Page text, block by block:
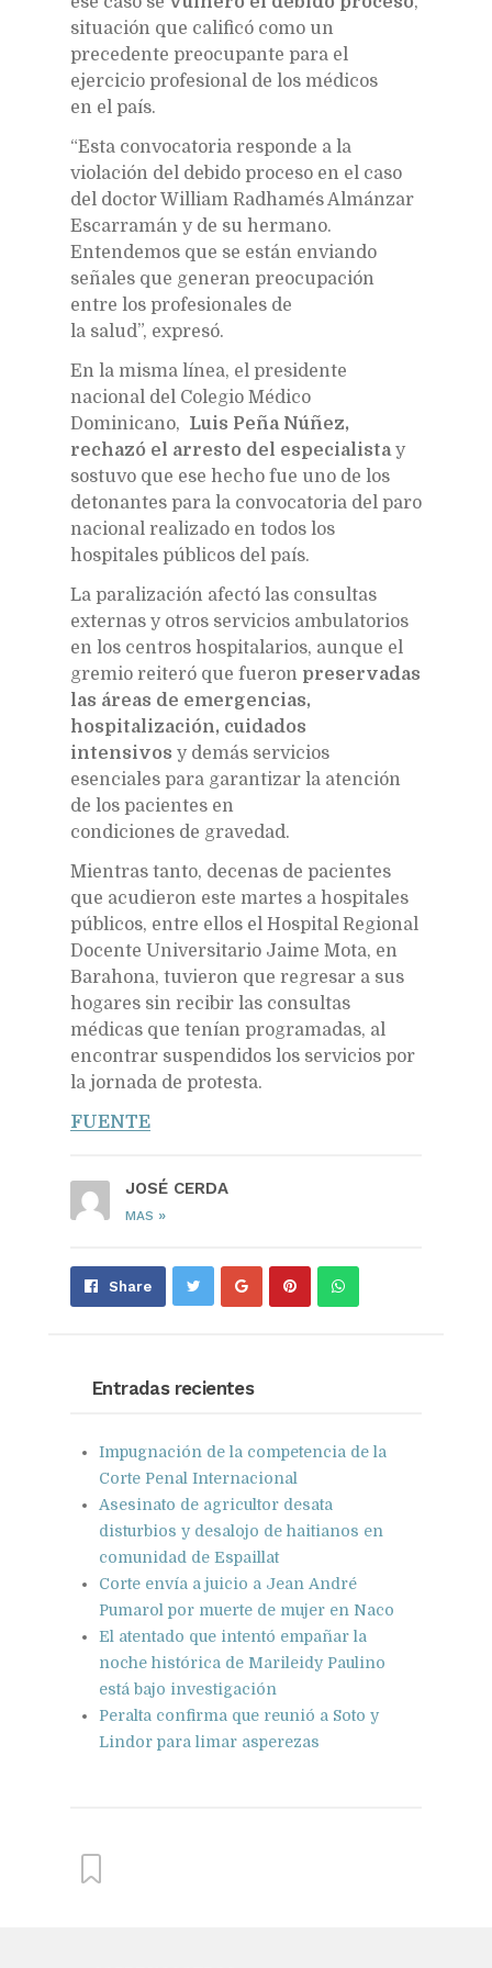
situación que calificó como un
precedente preocupante para el
ejercicio profesional de los médicos
en el país.
“Esta convocatoria responde a la
violación del debido proceso en el caso
del doctor William Radhamés Almánzar
Escarramán y de su hermano.
Entendemos que se están enviando
señales que generan preocupación
entre los profesionales de
la salud”, expresó.
En la misma línea, el presidente
nacional del Colegio Médico
Dominicano, Luis Peña Núñez,
rechazó el arresto del especialista y
sostuvo que ese hecho fue uno de los
detonantes para la convocatoria del paro
nacional realizado en todos los
hospitales públicos del país.
La paralización afectó las consultas
externas y otros servicios ambulatorios
en los centros hospitalarios, aunque el
gremio reiteró que fueron preservadas
las áreas de emergencias,
hospitalización, cuidados
intensivos y demás servicios
esenciales para garantizar la atención
de los pacientes en
condiciones de gravedad.
Mientras tanto, decenas de pacientes
que acudieron este martes a hospitales
públicos, entre ellos el Hospital Regional
Docente Universitario Jaime Mota, en
Barahona, tuvieron que regresar a sus
hogares sin recibir las consultas
médicas que tenían programadas, al
encontrar suspendidos los servicios por
la jornada de protesta.
FUENTE
JOSÉ CERDA
MAS »
Share Share Pin Send
Entradas recientes
Impugnación de la competencia de la
Corte Penal Internacional
Asesinato de agricultor desata
disturbios y desalojo de haitianos en
comunidad de Espaillat
Corte envía a juicio a Jean André
Pumarol por muerte de mujer en Naco
El atentado que intentó empañar la
noche histórica de Marileidy Paulino
está bajo investigación
Peralta confirma que reunió a Soto y
Lindor para limar asperezas